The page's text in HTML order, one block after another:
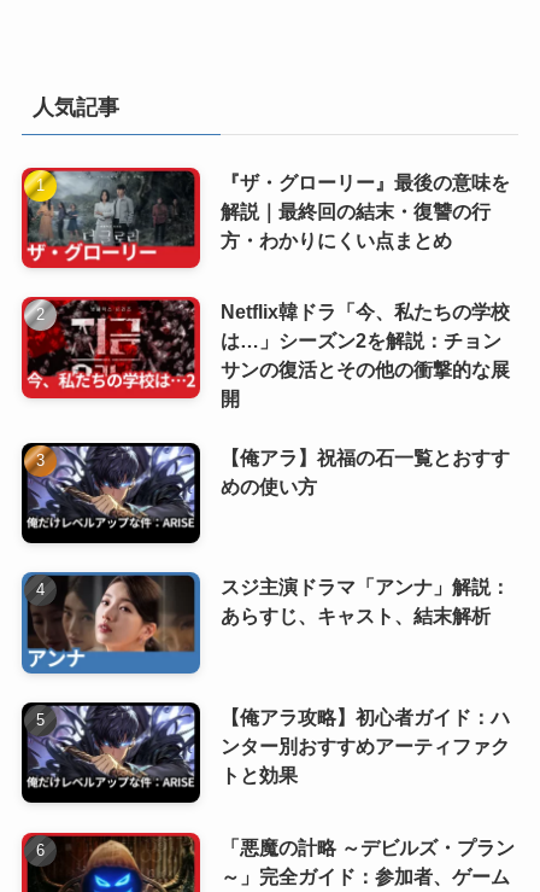
人気記事
『ザ・グローリー』最後の意味を
解説｜最終回の結末・復讐の行
方・わかりにくい点まとめ
Netflix韓ドラ「今、私たちの学校
は…」シーズン2を解説：チョン
サンの復活とその他の衝撃的な展
開
【俺アラ】祝福の石一覧とおすす
めの使い方
スジ主演ドラマ「アンナ」解説：
あらすじ、キャスト、結末解析
【俺アラ攻略】初心者ガイド：ハ
ンター別おすすめアーティファク
トと効果
「悪魔の計略 ～デビルズ・プラン
～」完全ガイド：参加者、ゲーム